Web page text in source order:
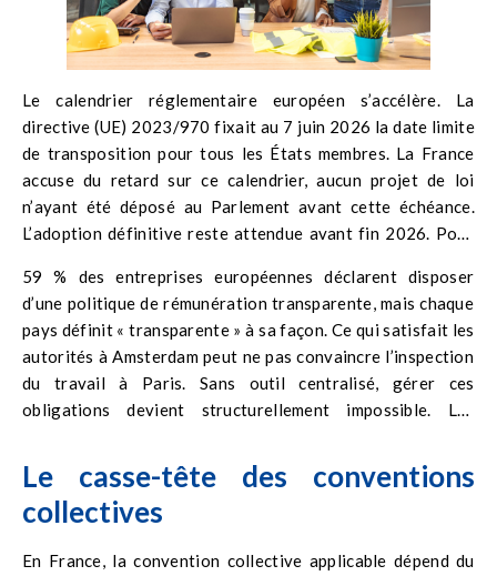
Le calendrier réglementaire européen s’accélère. La
directive (UE) 2023/970 fixait au 7 juin 2026 la date limite
de transposition pour tous les États membres. La France
accuse du retard sur ce calendrier, aucun projet de loi
n’ayant été déposé au Parlement avant cette échéance.
L’adoption définitive reste attendue avant fin 2026. Pour
France, anticiper dès maintenant reste la seule option
raisonnable : les obligations de la directive s’appliqueront
dès l’entrée en vigueur de la loi nationale, quelle que soit la
localisation du siège.
59 % des entreprises européennes déclarent disposer
d’une politique de rémunération transparente, mais chaque
pays définit « transparente » à sa façon. Ce qui satisfait les
autorités à Amsterdam peut ne pas convaincre l’inspection
du travail à Paris. Sans outil centralisé, gérer ces
obligations devient structurellement impossible. Les
données de rémunération, les temps de travail, les congés
acquis et les jours de fractionnement, et les aligner sur les
exigences françaises, qu’un audit de conformité UE ou
Le casse-tête des conventions
collectives
En France, la convention collective applicable dépend du